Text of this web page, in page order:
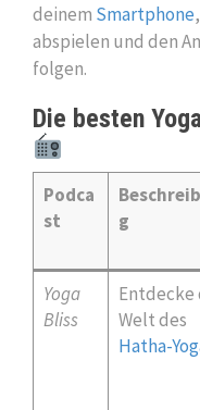
deinem Smartphone
abspielen und den
folgen.
Die besten
Podca
st
g
Yoga
Bliss
Entdecke
Welt des
Hatha-